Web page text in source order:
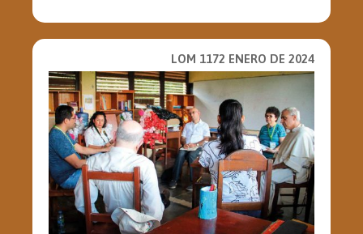
LOM 1172 ENERO DE 2024